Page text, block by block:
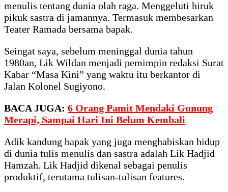
menulis tentang dunia olah raga. Menggeluti hiruk
pikuk sastra di jamannya. Termasuk membesarkan
Teater Ramada bersama bapak.
Seingat saya, sebelum meninggal dunia tahun
1980an, Lik Wildan menjadi pemimpin redaksi Surat
Kabar “Masa Kini” yang waktu itu berkantor di
Jalan Kolonel Sugiyono.
BACA JUGA: 6 Orang Pamit Mendaki Gunung
Merapi, Sampai Hari Ini Belum Kembali
Adik kandung bapak yang juga menghabiskan hidup
di dunia tulis menulis dan sastra adalah Lik Hadjid
Hamzah. Lik Hadjid dikenal sebagai penulis
produktif, terutama tulisan-tulisan features.